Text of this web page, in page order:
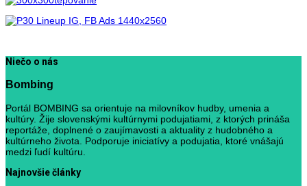
Niečo o nás
Bombing
Portál BOMBING sa orientuje na milovníkov hudby, umenia a
kultúry. Žije slovenskými kultúrnymi podujatiami, z ktorých prináša
reportáže, doplnené o zaujímavosti a aktuality z hudobného a
kultúrneho života. Podporuje iniciatívy a podujatia, ktoré vnášajú
medzi ľudí kultúru.
Najnovšie články